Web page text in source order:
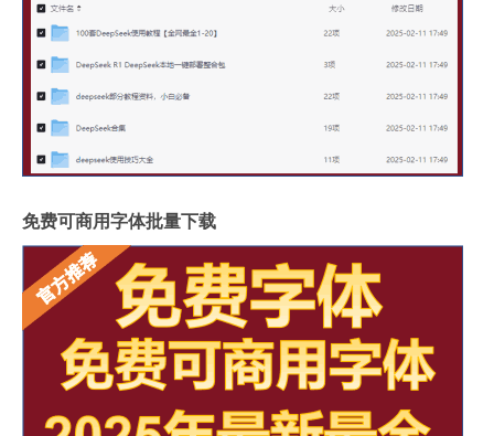
免费可商用字体批量下载